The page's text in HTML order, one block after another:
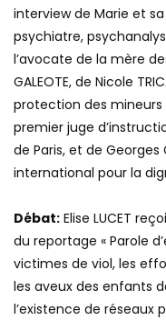
Commentaire sur des
interview de Marie et sa
psychiatre,
l’avocate de la mère
GALEOTE, de Nicole
protection des mineurs
premier juge
de Paris, et de Georges
Débat:Elise LUCET
du reportage « Parole
victimes de viol, les
les aveux des enfants